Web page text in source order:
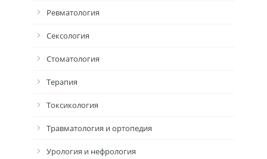
Ревматология
Сексология
Стоматология
Терапия
Токсикология
Травматология и ортопедия
Урология и нефрология